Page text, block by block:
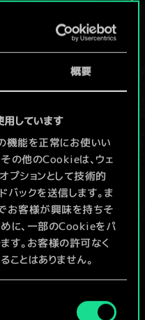
概要
しています
機能を正常にお使いい
の他のCookieは、ウェ
プションとして技術的
バックを送信します。ま
お客様が興味を持ちそ
に、一部のCookieをパ
す。お客様の許可なく
ことはありません。
ご確認ください。
これし
キがあ
が、
中！
イドを作成
集